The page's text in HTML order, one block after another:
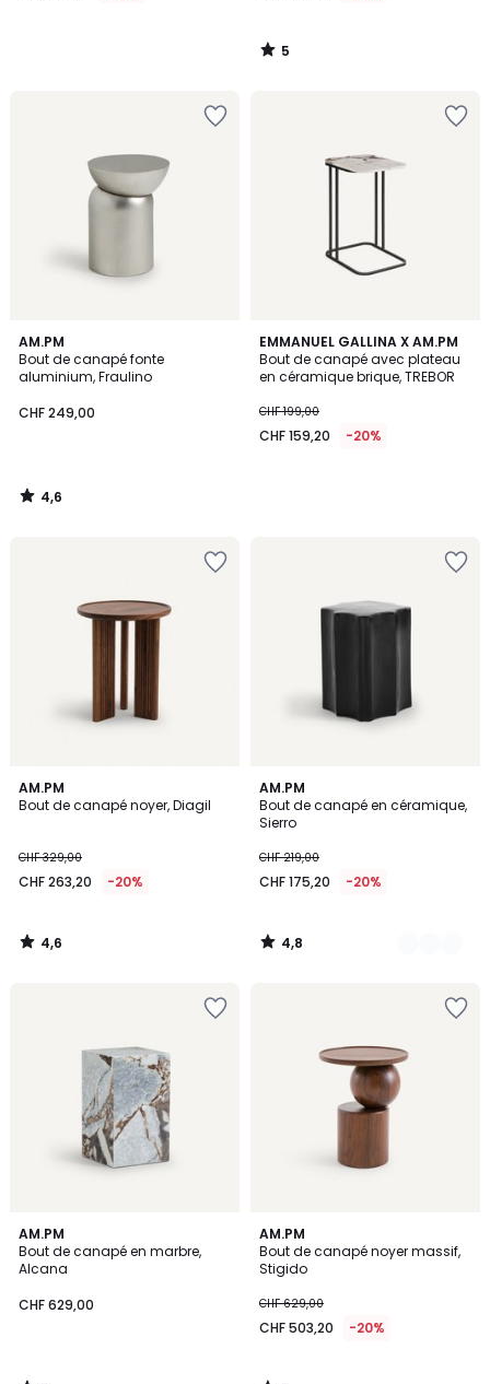
5
/
AM.PM
Bout de canapé fonte
aluminium, Fraulino
CHF 249,00
4,6
/ 5
4,6
/
EMMANUEL GALLINA X AM.PM
Bout de canapé avec plateau
en céramique brique, TREBOR
CHF 199,00
CHF 159,20 -20%
AM.PM
Bout de canapé noyer, Diagil
CHF 329,00
CHF 263,20 -20%
4,6
/ 5
4,6
/
AM.PM
Bout de canapé en céramique,
Sierro
CHF 219,00
CHF 175,20 -20%
4,8
/ 5
2
Couleurs
4,8
/
AM.PM
Bout de canapé en marbre,
Alcana
CHF 629,00
5
/
5
AM.PM
Bout de canapé noyer massif,
Stigido
CHF 629,00
CHF 503,20 -20%
5
/
5